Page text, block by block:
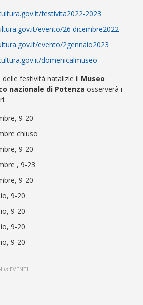
festivita2022-2023
evento/26 dicembre2022
evento/2gennaio2023
domenicalmuseo
delle festività natalizie il Museo
nazionale di Potenza osserverà i
9-20
chiuso
9-20
, 9-23
9-20
9-20
9-20
9-20
9-20
in EVENTI